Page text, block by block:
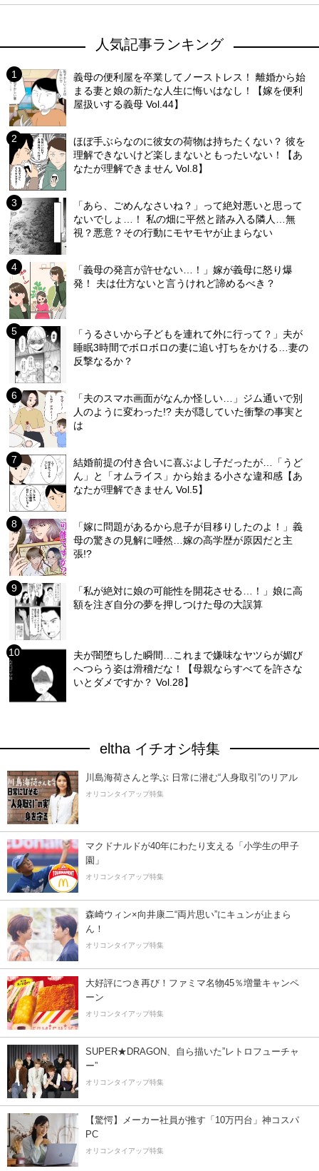
人気記事ランキング
義母の便利屋を卒業してノーストレス！ 離婚から始
まる妻と娘の新たな人生に悔いはなし！【嫁を便利
屋扱いする義母 Vol.44】
ほぼ手ぶらなのに彼女の荷物は持ちたくない？ 彼を
理解できないけど楽しまないともったいない！【あ
なたが理解できません Vol.8】
「あら、ごめんなさいね？」って絶対悪いと思って
ないでしょ…！ 私の畑に平然と踏み入る隣人…無
視？悪意？その行動にモヤモヤが止まらない
「義母の発言が許せない…！」嫁が義母に怒り爆
発！ 夫は仕方ないと言うけれど諦めるべき？
「うるさいから子どもを連れて外に行って？」夫が
睡眠3時間でボロボロの妻に追い打ちをかける…妻の
反撃なるか？
「夫のスマホ画面がなんか怪しい…」ジム通いで別
人のように変わった!? 夫が隠していた衝撃の事実と
は
結婚前提の付き合いに喜ぶよし子だったが…「うど
ん」と「オムライス」から始まる小さな違和感【あ
なたが理解できません Vol.5】
「嫁に問題があるから息子が目移りしたのよ！」義
母の驚きの見解に唖然…嫁の高学歴が原因だと主
張!?
「私が絶対に娘の可能性を開花させる…！」娘に高
額を注ぎ自分の夢を押しつけた母の大誤算
夫が闇堕ちした瞬間…これまで嫌味なヤツらが媚び
へつらう姿は滑稽だな！【母親ならすべてを許さな
いとダメですか？ Vol.28】
eltha イチオシ特集
川島海荷さんと学ぶ 日常に潜む“人身取引”のリアル
オリコンタイアップ特集
マクドナルドが40年にわたり支える「小学生の甲子
園」
オリコンタイアップ特集
森崎ウィン×向井康二“両片思い”にキュンが止まら
ん！
オリコンタイアップ特集
大好評につき再び！ファミマ名物45％増量キャンペ
ーン
オリコンタイアップ特集
SUPER★DRAGON、自ら描いた”レトロフューチャ
ー”
オリコンタイアップ特集
【驚愕】メーカー社員が推す「10万円台」神コスパ
PC
オリコンタイアップ特集